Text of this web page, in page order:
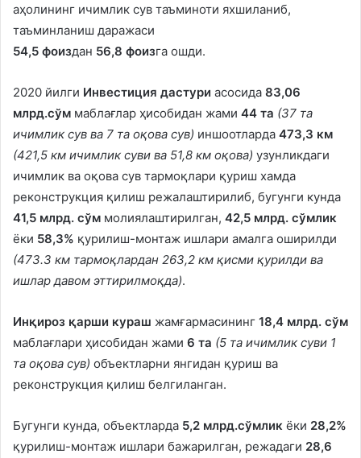
аҳолининг ичимлик сув таъминоти яхшиланиб,
таъминланиш даражаси
54,5 фоиздан 56,8 фоизга ошди.
2020 йилги Инвестиция дастури асосида 83,06
млрд.сўм маблағлар ҳисобидан жами 44 та (37 та
ичимлик сув ва 7 та оқова сув) иншоотларда 473,3 км
(421,5 км ичимлик суви ва 51,8 км оқова) узунликдаги
ичимлик ва оқова сув тармоқлари қуриш хамда
реконструкция қилиш режалаштирилиб, бугунги кунда
41,5 млрд. сўм молиялаштирилган, 42,5 млрд. сўмлик
ёки 58,3% қурилиш-монтаж ишлари амалга оширилди
(473.3 км тармоқлардан 263,2 км қисми қурилди ва
ишлар давом эттирилмоқда).
Инқироз қарши кураш жамғармасининг 18,4 млрд. сўм
маблағлари ҳисобидан жами 6 та (5 та ичимлик суви 1
та оқова сув) объектларни янгидан қуриш ва
реконструкция қилиш белгиланган.
Бугунги кунда, объектларда 5,2 млрд.сўмлик ёки 28,2%
қурилиш-монтаж ишлари бажарилган, режадаги 28,6